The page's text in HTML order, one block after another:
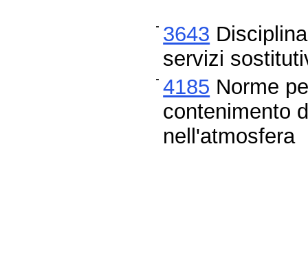
3643
servizi
4185 Norme
contenimento
nell'atmosfera